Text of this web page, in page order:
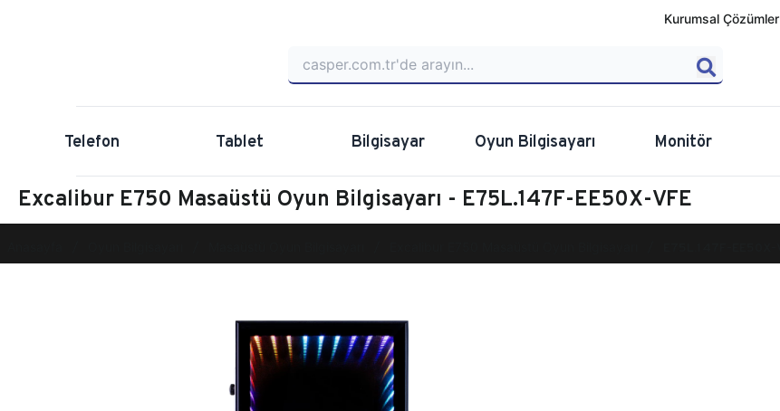
Kurumsal Çözümler
Telefon Tablet Bilgisayar Oyun Bilgisayarı Monitör
Excalibur E750 Masaüstü Oyun Bilgisayarı - E75L.147F-EE50X-VFE